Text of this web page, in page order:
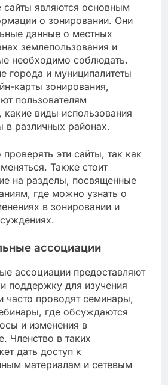
сайты являются основным
о зонировании. Они
данные о местных
землепользования и
необходимо соблюдать.
города и муниципалитеты
карты зонирования,
пользователям
какие виды использования
в различных районах.
эти сайты, так как
Также стоит
на разделы, посвященные
где можно узнать о
в зонировании и
ассоциации
ассоциации предоставляют
поддержку для изучения
часто проводят семинары,
где обсуждаются
и изменения в
Членство в таких
дать доступ к
материалам и сетевым